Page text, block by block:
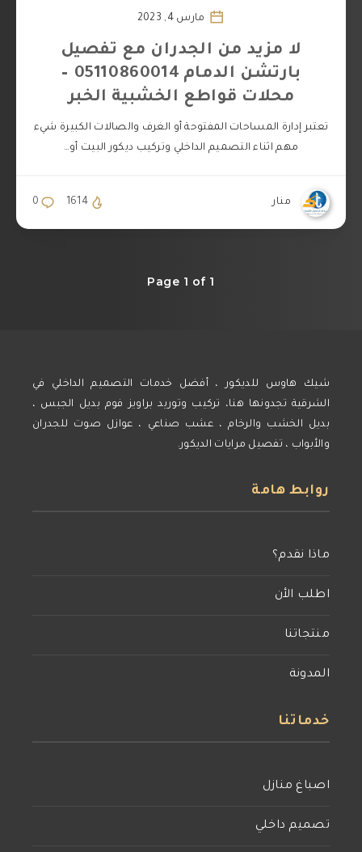
مارس 4, 2023
لا مزيد من الجدران مع تفصيل
بارتشن الدمام 05110860014 –
محلات قواطع الخشبية الخبر
تعتبر إدارة المساحات المفتوحة أو الغرف والصالات الكبيرة شيء
مهم اثناء التصميم الداخلي وتركيب ديكور البيت أو…
منار 0 1614
Page 1 of 1
شيك هاوس للديكور ، أفضل خدمات التصميم الداخلي في
الشرقية تجدونها هنا، تركيب وتوريد براويز فوم بديل الجبس ،
بديل الخشب والرخام ، عشب صناعي ، عوازل صوت للجدران
والأبواب ، تفصيل مرايات الديكور.
روابط هامة
ماذا نقدم؟
اطلب الأن
منتجاتنا
المدونة
خدماتنا
اصباغ منازل
تصميم داخلي